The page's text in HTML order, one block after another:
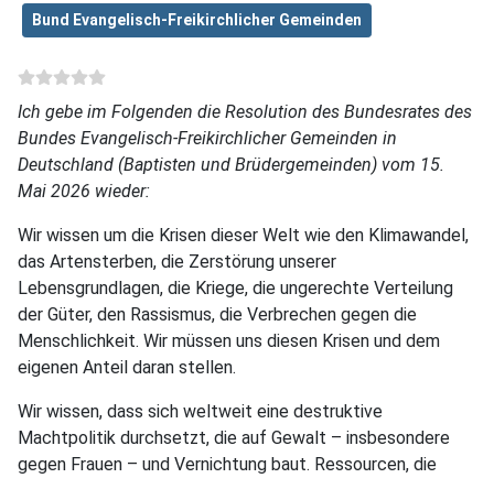
Bund Evangelisch-Freikirchlicher Gemeinden
Ich gebe im Folgenden die Resolution des Bundesrates des
Bundes Evangelisch-Freikirchlicher Gemeinden in
Deutschland (Baptisten und Brüdergemeinden) vom 15.
Mai 2026 wieder:
Wir wissen um die Krisen dieser Welt wie den Klimawandel,
das Artensterben, die Zerstörung unserer
Lebensgrundlagen, die Kriege, die ungerechte Verteilung
der Güter, den Rassismus, die Verbrechen gegen die
Menschlichkeit. Wir müssen uns diesen Krisen und dem
eigenen Anteil daran stellen.
Wir wissen, dass sich weltweit eine destruktive
Machtpolitik durchsetzt, die auf Gewalt – insbesondere
gegen Frauen – und Vernichtung baut. Ressourcen, die